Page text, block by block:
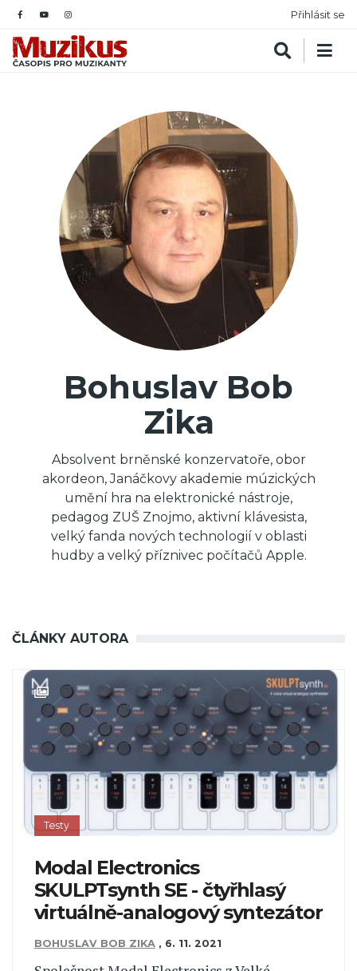
Přihlásit se
Bohuslav Bob
Zika
Absolvent brněnské konzervatoře, obor
akordeon, Janáčkovy akademie múzických
umění hra na elektronické nástroje,
pedagog ZUŠ Znojmo, aktivní klávesista,
velký fanda nových technologií v oblasti
hudby a velký příznivec počítačů Apple.
ČLÁNKY AUTORA
Testy
Modal Electronics
SKULPTsynth SE - čtyřhlasý
virtuálně-analogový syntezátor
BOHUSLAV BOB ZIKA , 6. 11. 2021